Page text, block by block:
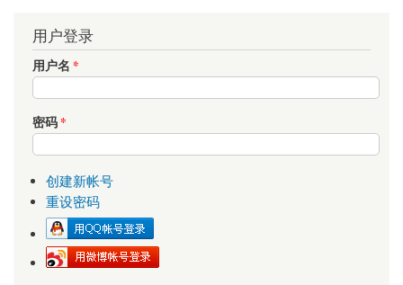
用户登录
用户名 *
密码*
创建新帐号
重设密码